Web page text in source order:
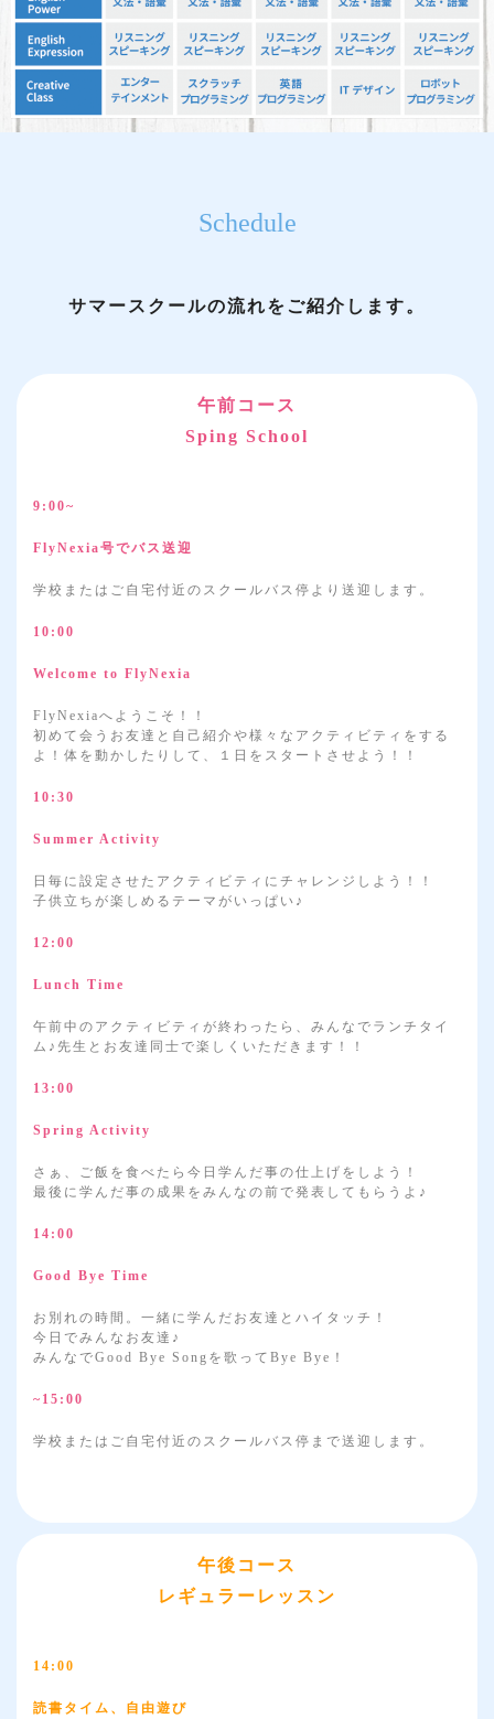
Schedule
サマースクールの流れをご紹介します。
午前コース
Sping School
9:00~
FlyNexia号でバス送迎
学校またはご自宅付近のスクールバス停より送迎します。
10:00
Welcome to FlyNexia
FlyNexiaへようこそ！！
初めて会うお友達と自己紹介や様々なアクティビティをする
よ！ 体を動かしたりして、１日をスタートさせよう！！
10:30
Summer Activity
日毎に設定させたアクティビティにチャレンジしよう！！
子供立ちが楽しめるテーマがいっぱい♪
12:00
Lunch Time
午前中のアクティビティが終わったら、みんなでランチタイ
ム♪ 先生とお友達同士で楽しくいただきます！！
13:00
Spring Activity
さぁ、ご飯を食べたら今日学んだ事の仕上げをしよう！
最後に学んだ事の成果をみんなの前で発表してもらうよ♪
14:00
Good Bye Time
お別れの時間。一緒に学んだお友達とハイタッチ！
今日でみんなお友達♪
みんなでGood Bye Songを歌ってBye Bye！
~15:00
学校またはご自宅付近のスクールバス停まで送迎します。
午後コース
レギュラーレッスン
14:00
読書タイム、自由遊び